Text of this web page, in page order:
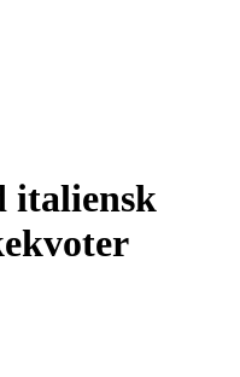
italiensk